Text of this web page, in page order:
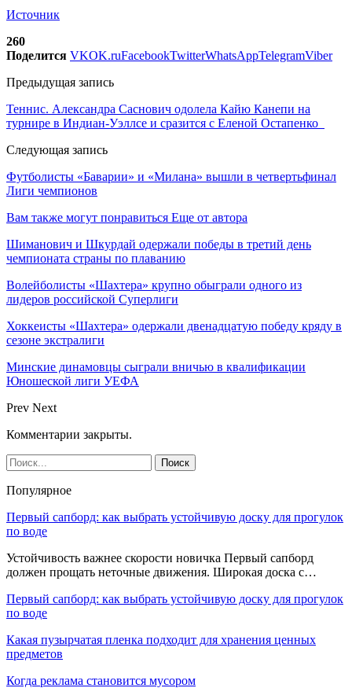
Источник
260
Поделится VKOK.ruFacebookTwitterWhatsAppTelegramViber
Предыдущая запись
Теннис. Александра Саснович одолела Кайю Канепи на
турнире в Индиан-Уэллсе и сразится с Еленой Остапенко
Следующая запись
Футболисты «Баварии» и «Милана» вышли в четвертьфинал
Лиги чемпионов
Вам также могут понравиться Еще от автора
Шиманович и Шкурдай одержали победы в третий день
чемпионата страны по плаванию
Волейболисты «Шахтера» крупно обыграли одного из
лидеров российской Суперлиги
Хоккеисты «Шахтера» одержали двенадцатую победу кряду в
сезоне экстралиги
Минские динамовцы сыграли вничью в квалификации
Юношеской лиги УЕФА
Prev Next
Комментарии закрыты.
Популярное
Первый сапборд: как выбрать устойчивую доску для прогулок
по воде
Устойчивость важнее скорости новичка Первый сапборд
должен прощать неточные движения. Широкая доска с…
Первый сапборд: как выбрать устойчивую доску для прогулок
по воде
Какая пузырчатая пленка подходит для хранения ценных
предметов
Когда реклама становится мусором